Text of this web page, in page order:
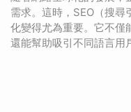
需求。這時，SEO（搜
化變得尤為重要。它不僅
還能幫助吸引不同語言用